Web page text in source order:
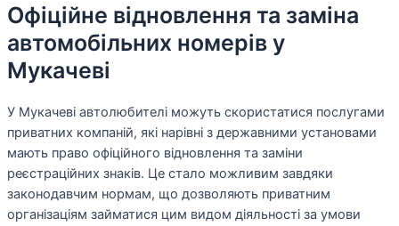
Офіційне відновлення та заміна
автомобільних номерів у
Мукачеві
У Мукачеві автолюбителі можуть скористатися послугами
приватних компаній, які нарівні з державними установами
мають право офіційного відновлення та заміни
реєстраційних знаків. Це стало можливим завдяки
законодавчим нормам, що дозволяють приватним
організаціям займатися цим видом діяльності за умови